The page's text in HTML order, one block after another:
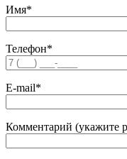
Имя*
Телефон*
E-mail*
Комментарий (укажите